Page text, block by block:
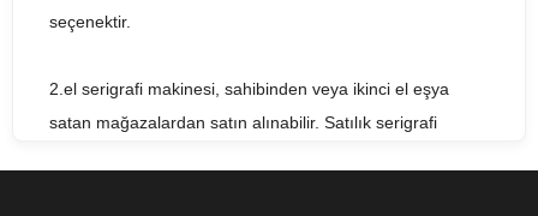
seçenektir.
2.el serigrafi makinesi, sahibinden veya ikinci el eşya
satan mağazalardan satın alınabilir. Satılık serigrafi